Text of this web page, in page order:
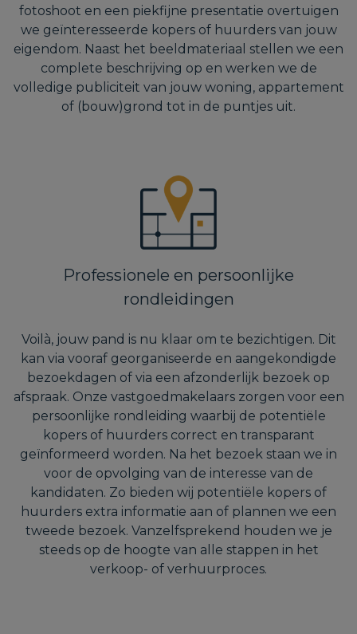
fotoshoot en een piekfijne presentatie overtuigen
we geïnteresseerde kopers of huurders van jouw
eigendom. Naast het beeldmateriaal stellen we een
complete beschrijving op en werken we de
volledige publiciteit van jouw woning, appartement
of (bouw)grond tot in de puntjes uit.
Professionele en persoonlijke
rondleidingen
Voilà, jouw pand is nu klaar om te bezichtigen. Dit
kan via vooraf georganiseerde en aangekondigde
bezoekdagen of via een afzonderlijk bezoek op
afspraak. Onze vastgoedmakelaars zorgen voor een
persoonlijke rondleiding waarbij de potentiële
kopers of huurders correct en transparant
geïnformeerd worden. Na het bezoek staan we in
voor de opvolging van de interesse van de
kandidaten. Zo bieden wij potentiële kopers of
huurders extra informatie aan of plannen we een
tweede bezoek. Vanzelfsprekend houden we je
steeds op de hoogte van alle stappen in het
verkoop- of verhuurproces.